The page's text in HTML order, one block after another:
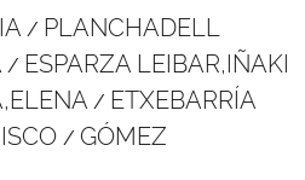
/ PLANCHADELL
/ ESPARZA LEIBAR,IÑAKI
/ ETXEBARRÍA
/ GÓMEZ